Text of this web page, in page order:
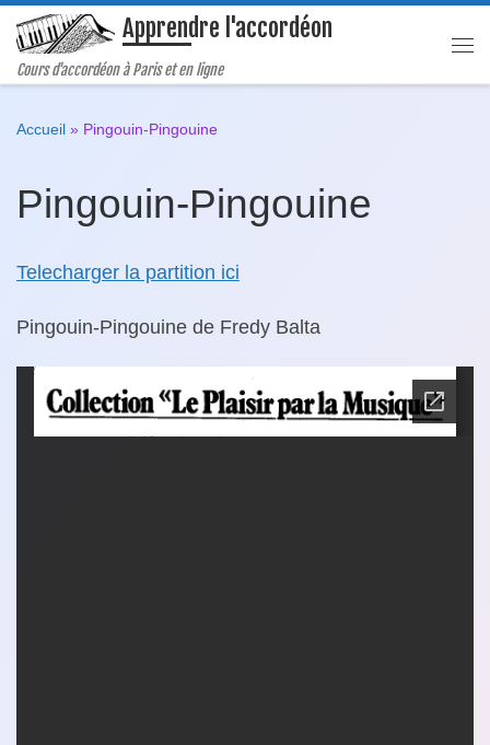
Passer au contenuApprendre l'accordéon
Cours d'accordéon à Paris et en ligne
Accueil » Pingouin-Pingouine
Pingouin-Pingouine
Telecharger la partition ici
Pingouin-Pingouine de Fredy Balta